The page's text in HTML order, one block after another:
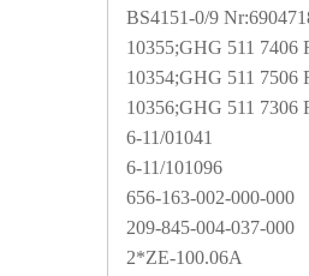
BS4151-0/9
10355;GHG 511 7406
10354;GHG 511 7506
10356;GHG 511 7306
6-11/01041
6-11/101096
656-163-002-000-000
209-845-004-037-000
2*ZE-100.06A